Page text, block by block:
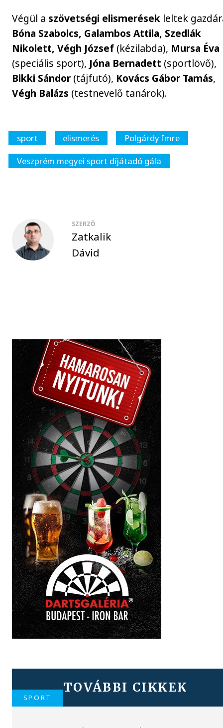
Végül a szövetségi elismerések leltek
Bóna Szabolcs, Galambos Attila, Szedlák
Nikolett, Végh József (kézilabda), Mursa Éva
(speciális sport), Jóna Bernadett (sportlövő),
Bikki Sándor (tájfutó), Kovács Gábor Tamás,
Végh Balázs (testnevelő tanárok).
sport elismerés
Polgárdy Imre
Veszprém megyei sport díjátadó gála
SZERZŐ
Zatkalik
Dávid
TOVÁBBI CIKKEK
SPORT